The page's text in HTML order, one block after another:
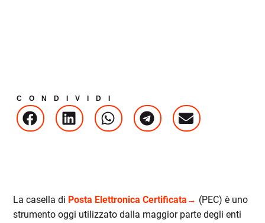
CONDIVIDI
La casella di Posta Elettronica Certificata→ (PEC) è uno
strumentooggi utilizzato dalla maggior parte degli enti